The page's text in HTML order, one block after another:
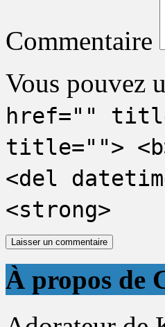
Commentaire
Vous pouvez
href=""
title="">
<del
<strong>
À propos de